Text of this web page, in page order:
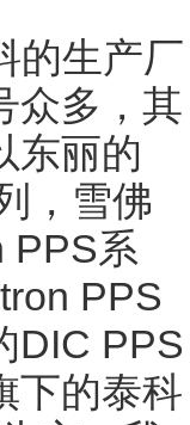
的生产厂
众多，其
东丽的
，雪佛
PPS系
PPS
DIC PPS
下的泰科